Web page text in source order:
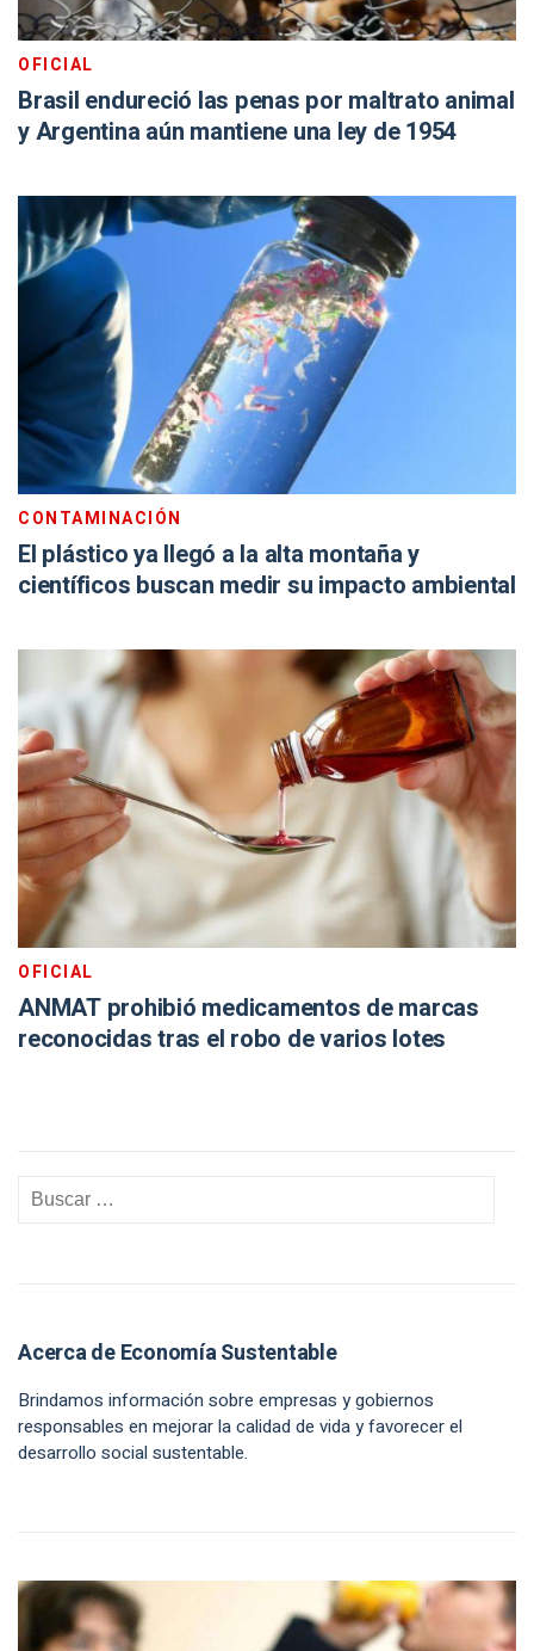
OFICIAL
Brasil endureció las penas por maltrato animal
y Argentina aún mantiene una ley de 1954
CONTAMINACIÓN
El plástico ya llegó a la alta montaña y
científicos buscan medir su impacto ambiental
OFICIAL
ANMAT prohibió medicamentos de marcas
reconocidas tras el robo de varios lotes
Acerca de Economía Sustentable
Brindamos información sobre empresas y gobiernos
responsables en mejorar la calidad de vida y favorecer el
desarrollo social sustentable.